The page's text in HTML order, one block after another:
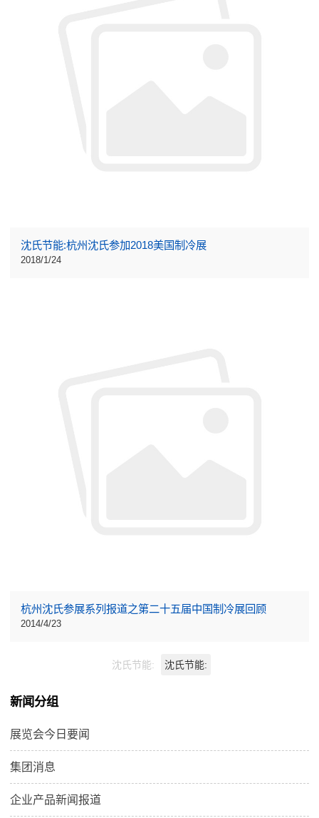
沈氏节能:杭州沈氏参加2018美国制冷展
2018/1/24
杭州沈氏参展系列报道之第二十五届中国制冷展回顾
2014/4/23
沈氏节能: 沈氏节能:
新闻分组
展览会今日要闻
集团消息
企业产品新闻报道